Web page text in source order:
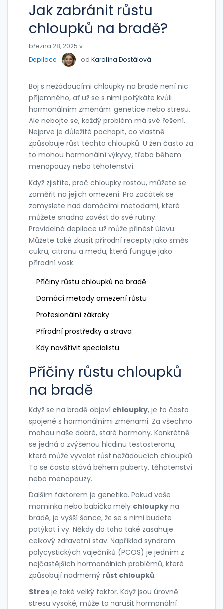
Jak zabránit růstu
chloupků na bradě?
března 28, 2025 v
Depilace
od Karolína Dostálová
Boj s nežádoucími chloupky na bradě není nic
příjemného, ať už se s nimi potýkáte kvůli
hormonálním změnám, genetice nebo stresu.
Ale nebojte se, každý problém má své řešení.
Nejprve je důležité pochopit, co vlastně
způsobuje růst těchto chloupků. U žen často za
to mohou hormonální výkyvy, třeba během
menopauzy nebo těhotenství.
Když zjistíte, proč chloupky rostou, můžete se
zaměřit na jejich omezení. Pro začátek se
zamyslete nad domácími metodami, které
můžete snadno zavést do své rutiny.
Pravidelná depilace už může přinést úlevu.
Můžete také zkusit přírodní recepty jako směs
cukru, citronu a medu, která funguje jako
přírodní vosk.
Příčiny růstu chloupků na bradě
Domácí metody omezení růstu
Profesionální zákroky
Přírodní prostředky a strava
Kdy navštívit specialistu
Příčiny růstu chloupků
na bradě
Když se na bradě objeví chloupky, je to často
spojené s hormonálními změnami. Za všechno
mohou naše dobré, staré hormony. Konkrétně
se jedná o zvýšenou hladinu testosteronu,
která může vyvolat růst nežádoucích chloupků.
To se často stává během puberty, těhotenství
nebo menopauzy.
Dalším faktorem je genetika. Pokud vaše
maminka nebo babička měly chloupky na
bradě, je vyšší šance, že se s nimi budete
potýkat i vy. Někdy do toho také zasahuje
celkový zdravotní stav. Například syndrom
polycystických vaječníků (PCOS) je jedním z
nejčastějších hormonálních problémů, které
způsobují nadměrný růst chloupků.
Stres je také velký faktor. Když jsou úrovně
stresu vysoké, může to narušit hormonální